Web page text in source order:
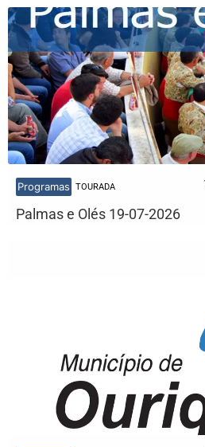
Programas TOURADA
Palmas e Olés 19-07-2026